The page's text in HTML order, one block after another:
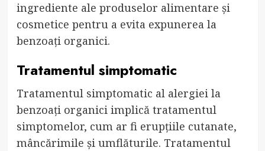
ingrediente ale produselor alimentare și
cosmetice pentru a evita expunerea la
benzoați organici.
Tratamentul simptomatic
Tratamentul simptomatic al alergiei la
benzoați organici implică tratamentul
simptomelor, cum ar fi erupțiile cutanate,
mâncărimile și umflăturile. Tratamentul